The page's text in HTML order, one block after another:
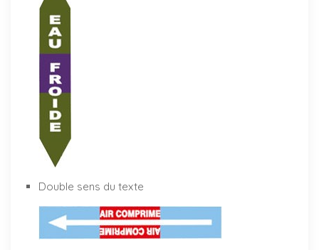
Double sens du texte